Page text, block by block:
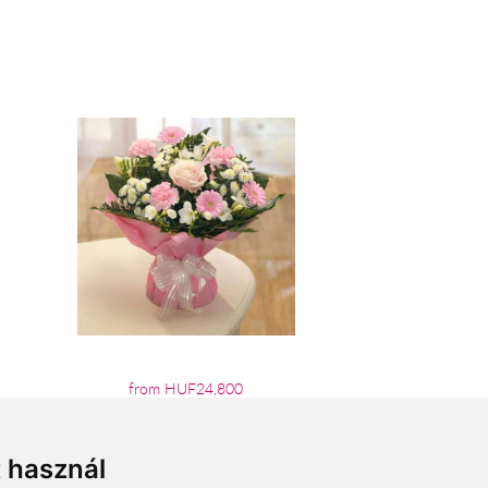
from HUF24,800